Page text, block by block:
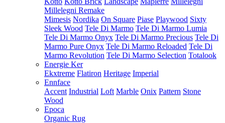
Millelegni Remake
Mimesis Nordika On Square Piase Playwood Sixty
Sleek Wood Tele Di Marmo Tele Di Marmo Lumia
Tele Di Marmo Onyx Tele Di Marmo Precious Tele Di
Marmo Pure Onyx Tele Di Marmo Reloaded Tele Di
Marmo Revolution Tele Di Marmo Selection Totalook
Energie Ker
Ekxtreme Flatiron Heritage Imperial
Ennface
Accent Industrial Loft Marble Onix Pattern Stone
Wood
Epoca
Organic Rug